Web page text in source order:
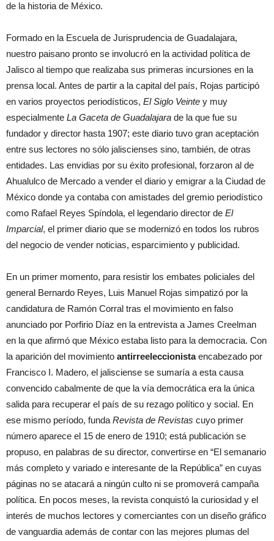
de la historia de México.
Formado en la Escuela de Jurisprudencia de Guadalajara,
nuestro paisano pronto se involucró en la actividad política de
Jalisco al tiempo que realizaba sus primeras incursiones en la
prensa local. Antes de partir a la capital del país, Rojas participó
en varios proyectos periodísticos, El Siglo Veinte y muy
especialmente La Gaceta de Guadalajara de la que fue su
fundador y director hasta 1907; este diario tuvo gran aceptación
entre sus lectores no sólo jaliscienses sino, también, de otras
entidades. Las envidias por su éxito profesional, forzaron al de
Ahualulco de Mercado a vender el diario y emigrar a la Ciudad de
México donde ya contaba con amistades del gremio periodístico
como Rafael Reyes Spíndola, el legendario director de El
Imparcial, el primer diario que se modernizó en todos los rubros
del negocio de vender noticias, esparcimiento y publicidad.
En un primer momento, para resistir los embates policiales del
general Bernardo Reyes, Luis Manuel Rojas simpatizó por la
candidatura de Ramón Corral tras el movimiento en falso
anunciado por Porfirio Díaz en la entrevista a James Creelman
en la que afirmó que México estaba listo para la democracia. Con
la aparición del movimiento antirreeleccionistaencabezado por
Francisco I. Madero, el jalisciense se sumaría a esta causa
convencido cabalmente de que la vía democrática era la única
salida para recuperar el país de su rezago político y social. En
ese mismo período, funda Revista de Revistas cuyo primer
número aparece el 15 de enero de 1910; está publicación se
propuso, en palabras de su director, convertirse en “El semanario
más completo y variado e interesante de la República” en cuyas
páginas no se atacará a ningún culto ni se promoverá campaña
política. En pocos meses, la revista conquistó la curiosidad y el
interés de muchos lectores y comerciantes con un diseño gráfico
de vanguardia además de contar con las mejores plumas del